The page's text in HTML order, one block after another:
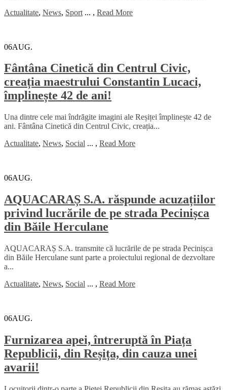
Actualitate, News, Sport ... , Read More
06AUG.
Fântâna Cinetică din Centrul Civic,
creația maestrului Constantin Lucaci,
împlinește 42 de ani!
Una dintre cele mai îndrăgite imagini ale Reșiței împlinește 42 de
ani. Fântâna Cinetică din Centrul Civic, creația...
Actualitate, News, Social ... , Read More
06AUG.
AQUACARAȘ S.A. răspunde acuzațiilor
privind lucrările de pe strada Pecinișca
din Băile Herculane
AQUACARAȘ S.A. transmite că lucrările de pe strada Pecinișca
din Băile Herculane sunt parte a proiectului regional de dezvoltare
a...
Actualitate, News, Social ... , Read More
06AUG.
Furnizarea apei, întreruptă în Piața
Republicii, din Reșița, din cauza unei
avarii!